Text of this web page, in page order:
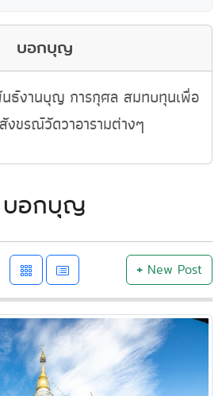
บอกบุญ
นธ์งานบุญ การกุศล สมทบทุนเพื่อ
ขรณ์วัดวาอารามต่างๆ
บอกบุญ
+New Post